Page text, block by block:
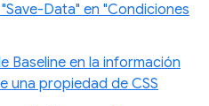
Data" en "Condiciones
Baseline en la información
una propiedad de CSS